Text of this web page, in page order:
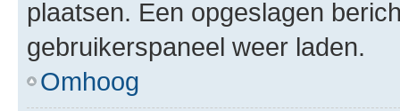
plaatsen. Een opgeslagen
gebruikerspaneel weer laden.
Omhoog